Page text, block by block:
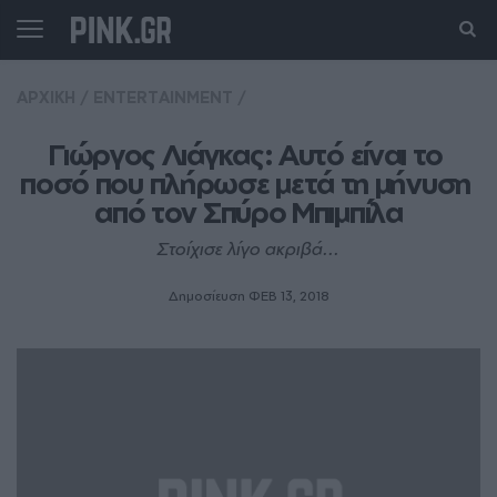
Γιώργος Λιάγκας: Αυτό είναι το
ποσό που πλήρωσε μετά τη μήνυση
από τον Σπύρο Μπιμπίλα
Στοίχισε λίγο ακριβά...
Δημοσίευση ΦΕΒ 13, 2018